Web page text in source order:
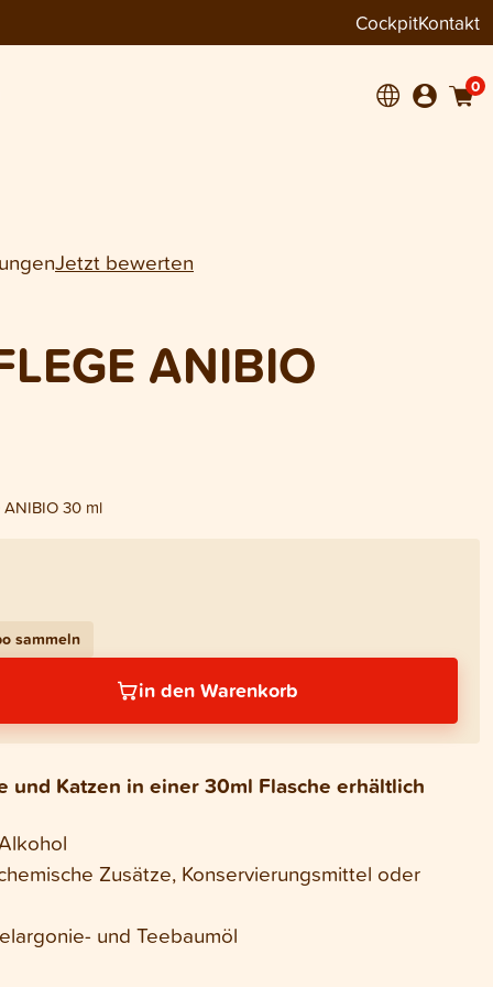
CockpitKontakt
0
30 ml
Jetzt bewerten
ANIBIO
30 ml
sammeln
in den Warenkorb
und Katzen in einer 30ml Flasche erhältlich
Zusätze, Konservierungsmittel oder
und Teebaumöl